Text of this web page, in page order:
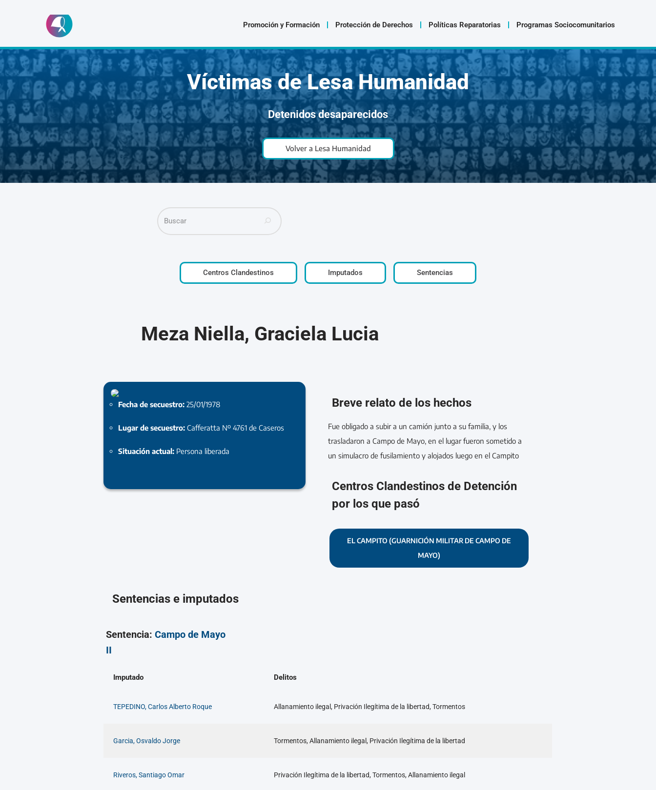
al
contenido
Promoción y Formación Protección de Derechos Políticas Reparatorias Programas Sociocomunitarios
Víctimas de Lesa Humanidad
Detenidos desaparecidos
Volver a Lesa Humanidad
Centros Clandestinos Imputados Sentencias
Meza Niella, Graciela Lucia
Fecha de secuestro:25/01/1978
Lugar de secuestro:Cafferatta Nº 4761 de Caseros
Situación actual: Persona liberada
Breve relato de los hechos
Fue obligado a subir a un camión junto a su familia, y los
trasladaron a Campo de Mayo, en el lugar fueron sometido a
un simulacro de fusilamiento y alojados luego en el Campito
Centros Clandestinos de Detención
por los que pasó
EL CAMPITO (GUARNICIÓN MILITAR DE CAMPO DE
MAYO)
Sentencias e imputados
Sentencia:Campo de Mayo
II
Imputado Delitos
TEPEDINO, Carlos Alberto Roque Allanamiento ilegal, Privación Ilegítima de la libertad, Tormentos
Garcia, Osvaldo Jorge Tormentos, Allanamiento ilegal, Privación Ilegítima de la libertad
Riveros, Santiago Omar Privación Ilegítima de la libertad, Tormentos, Allanamiento ilegal